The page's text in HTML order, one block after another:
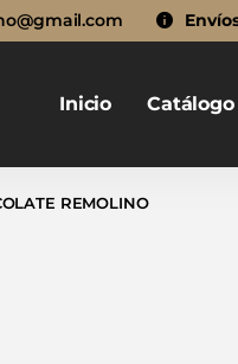
Inicio Catálogo
REMOLINO